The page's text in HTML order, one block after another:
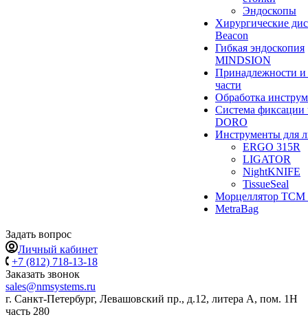
Эндоскопы
Хирургические
Beacon
Гибкая эндоскопия
MINDSION
Принадлежности и
части
Обработка
Система фиксации
DORO
Инструменты для
ERGO 315R
LIGATOR
NightKNIFE
TissueSeal
Морцеллятор ТСМ
MetraBag
Задать вопрос
Личный кабинет
+7 (812) 718-13-18
Заказать звонок
sales@nmsystems.ru
г. Санкт-Петербург, Левашовский пр., д.12, литера А, пом. 1Н
часть 280